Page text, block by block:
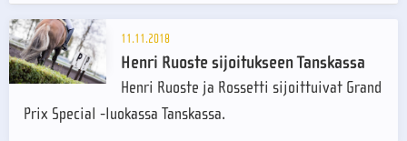
11.11.2018
Henri Ruoste sijoitukseen Tanskassa
Henri Ruoste ja Rossetti sijoittuivat Grand
Prix Special -luokassa Tanskassa.